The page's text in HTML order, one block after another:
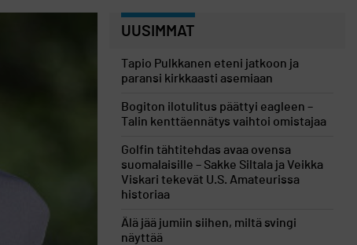
UUSIMMAT
Tapio Pulkkanen eteni jatkoon ja
paransi kirkkaasti asemiaan
Bogiton ilotulitus päättyi eagleen –
Talin kenttäennätys vaihtoi omistajaa
Golfin tähtitehdas avaa ovensa
suomalaisille – Sakke Siltala ja Veikka
Viskari tekevät U.S. Amateurissa
historiaa
Älä jää jumiin siihen, miltä svingi
näyttää